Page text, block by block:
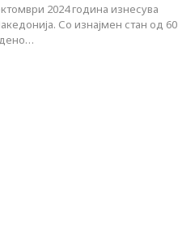
2024 година изнесува
Со изнајмен стан од 60